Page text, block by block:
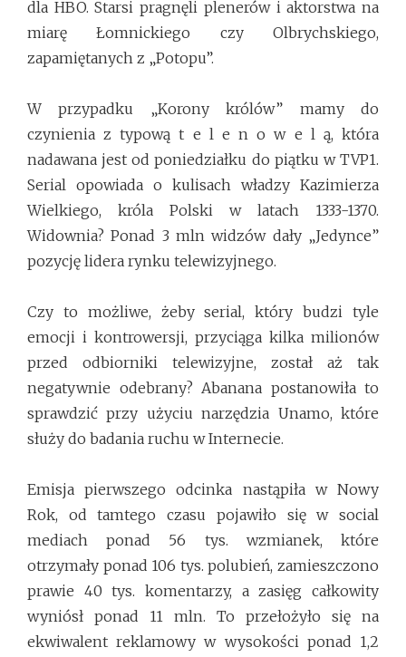
dla HBO. Starsi pragnęli plenerów i aktorstwa na
miarę Łomnickiego czy Olbrychskiego,
zapamiętanych z „Potopu”.
W przypadku „Korony królów” mamy do
czynienia z typową t e l e n o w e l ą, która
nadawana jest od poniedziałku do piątku w TVP1.
Serial opowiada o kulisach władzy Kazimierza
Wielkiego, króla Polski w latach 1333-1370.
Widownia? Ponad 3 mln widzów dały „Jedynce”
pozycję lidera rynku telewizyjnego.
Czy to możliwe, żeby serial, który budzi tyle
emocji i kontrowersji, przyciąga kilka milionów
przed odbiorniki telewizyjne, został aż tak
negatywnie odebrany? Abanana postanowiła to
sprawdzić przy użyciu narzędzia Unamo, które
służy do badania ruchu w Internecie.
Emisja pierwszego odcinka nastąpiła w Nowy
Rok, od tamtego czasu pojawiło się w social
mediach ponad 56 tys. wzmianek, które
otrzymały ponad 106 tys. polubień, zamieszczono
prawie 40 tys. komentarzy, a zasięg całkowity
wyniósł ponad 11 mln. To przełożyło się na
ekwiwalent reklamowy w wysokości ponad 1,2